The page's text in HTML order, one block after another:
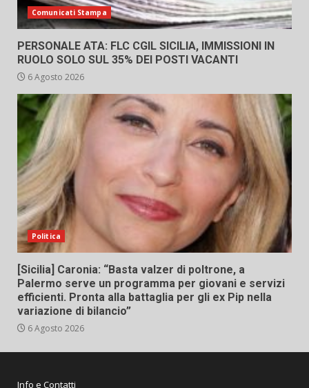
Comunicati Stampa
PERSONALE ATA: FLC CGIL SICILIA, IMMISSIONI IN
RUOLO SOLO SUL 35% DEI POSTI VACANTI
6 Agosto 2026
Politica
[Sicilia] Caronia: “Basta valzer di poltrone, a
Palermo serve un programma per giovani e servizi
efficienti. Pronta alla battaglia per gli ex Pip nella
variazione di bilancio”
6 Agosto 2026
Info e Contatti